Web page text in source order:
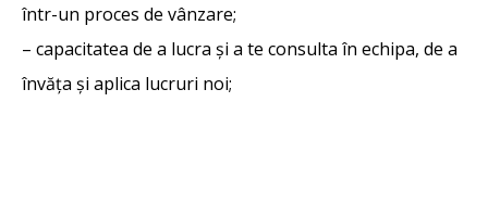
într-un proces de vânzare;
– capacitatea de a lucra și a te consulta în echipa, de a
învăţa şi aplica lucruri noi;